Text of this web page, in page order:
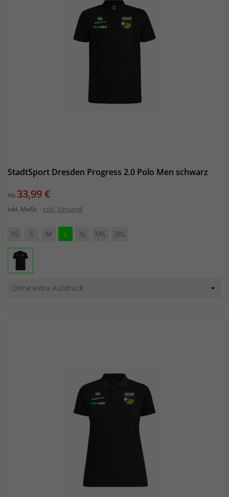
StadtSport Dresden Progress 2.0 Polo Men schwarz
Ab Preis
33,99 €
inkl. MwSt. zzgl. Versand
XS S M L XL XXL 3XL